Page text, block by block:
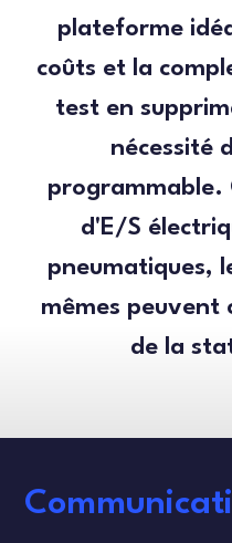
plateforme
coûts et la
test en
nécessité
programmable.
d'E/S
pneumatiques,
mêmes peuvent
de la